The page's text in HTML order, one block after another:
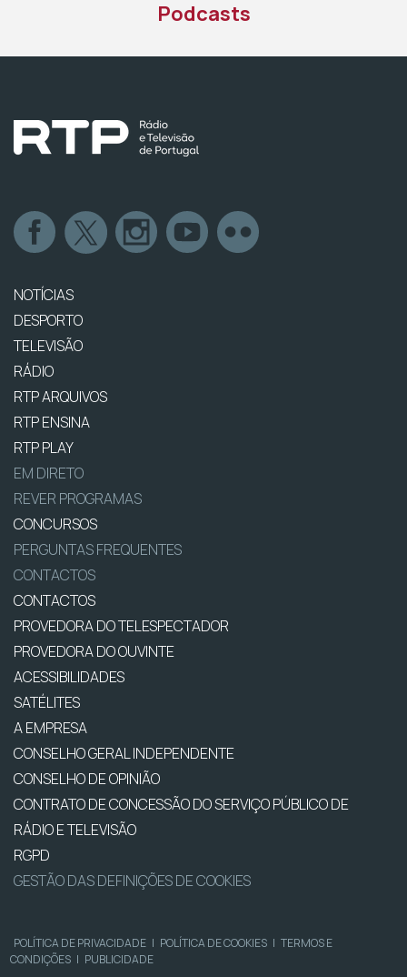
Podcasts
NOTÍCIAS
DESPORTO
TELEVISÃO
RÁDIO
RTP ARQUIVOS
RTP ENSINA
RTP PLAY
EM DIRETO
REVER PROGRAMAS
CONCURSOS
PERGUNTAS FREQUENTES
CONTACTOS
CONTACTOS
PROVEDORA DO TELESPECTADOR
PROVEDORA DO OUVINTE
ACESSIBILIDADES
SATÉLITES
A EMPRESA
CONSELHO GERAL INDEPENDENTE
CONSELHO DE OPINIÃO
CONTRATO DE CONCESSÃO DO SERVIÇO PÚBLICO DE
RÁDIO E TELEVISÃO
RGPD
GESTÃO DAS DEFINIÇÕES DE COOKIES
POLÍTICA DE PRIVACIDADE | POLÍTICA DE COOKIES | TERMOS E
CONDIÇÕES | PUBLICIDADE